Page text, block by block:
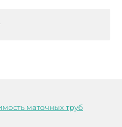
маточных труб